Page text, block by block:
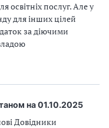
освітніх послуг. Але у
для інших цілей
за діючими
на 01.10.2025
Довідники